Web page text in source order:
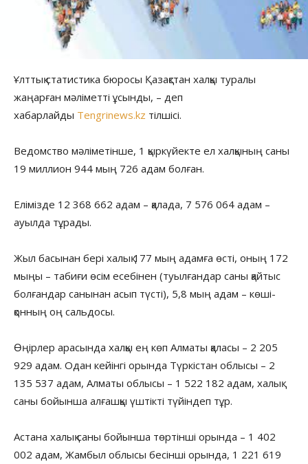
Ұлттық статистика бюросы Қазақстан халқы туралы
жаңарған мәліметті ұсынды, – деп
хабарлайды Tengrinews.kz тілшісі.
Ведомство мәліметінше, 1 қыркүйекте ел халқының саны
19 миллион 944 мың 726 адам болған.
Елімізде 12 368 662 адам – қалада, 7 576 064 адам –
ауылда тұрады.
Жыл басынан бері халық 177 мың адамға өсті, оның 172
мыңы – табиғи өсім есебінен (туылғандар саны қайтыс
болғандар санынан асып түсті), 5,8 мың адам – көші-
қонның оң сальдосы.
Өңірлер арасында халқы ең көп Алматы қаласы – 2 205
929 адам. Одан кейінгі орында Түркістан облысы – 2
135 537 адам, Алматы облысы – 1 522 182 адам, халық
саны бойынша алғашқы үштікті түйіндеп тұр.
Астана халық саны бойынша төртінші орында – 1 402
002 адам, Жамбыл облысы бесінші орында, 1 221 619